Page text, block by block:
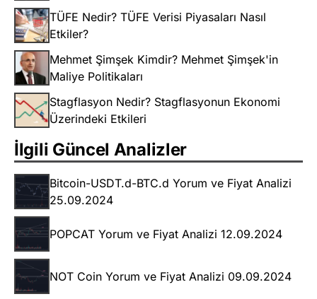
TÜFE Nedir? TÜFE Verisi Piyasaları Nasıl
Etkiler?
Mehmet Şimşek Kimdir? Mehmet Şimşek'in
Maliye Politikaları
Stagflasyon Nedir? Stagflasyonun Ekonomi
Üzerindeki Etkileri
İlgili Güncel Analizler
Bitcoin-USDT.d-BTC.d Yorum ve Fiyat Analizi
25.09.2024
POPCAT Yorum ve Fiyat Analizi 12.09.2024
NOT Coin Yorum ve Fiyat Analizi 09.09.2024